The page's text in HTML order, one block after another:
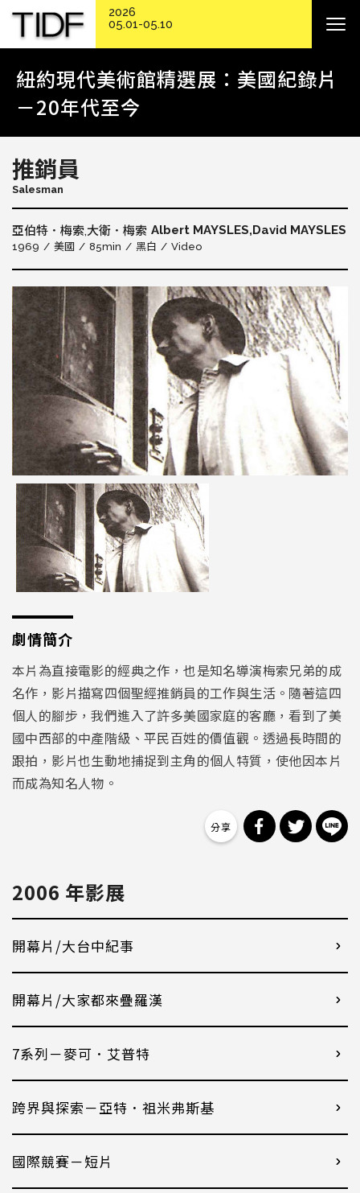
紐約現代美術館精選展：美國紀錄片
－20年代至今
推銷員
Salesman
亞伯特．梅索,大衛．梅索 Albert MAYSLES,David MAYSLES
1969 美國 85min 黑白 Video
劇情簡介
本片為直接電影的經典之作，也是知名導演梅索兄弟的成
名作，影片描寫四個聖經推銷員的工作與生活。隨著這四
個人的腳步，我們進入了許多美國家庭的客廳，看到了美
國中西部的中產階級、平民百姓的價值觀。透過長時間的
跟拍，影片也生動地捕捉到主角的個人特質，使他因本片
而成為知名人物。
分享到分享到
2006 年影展
開幕片/大台中紀事
開幕片/大家都來疊羅漢
7系列－麥可．艾普特
跨界與探索－亞特．祖米弗斯基
國際競賽－短片
2026
05.01-05.10